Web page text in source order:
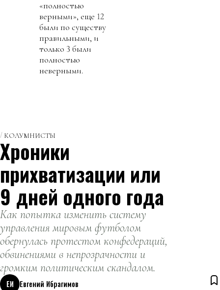
«полностью
верными», еще 12
были по существу
правильными, и
только 3 были
полностью
неверными.
КОЛУМНИСТЫ
Хроники
прихватизации или
9 дней одного года
Как попытка изменить систему
управления мировым футболом
обернулась протестом конфедераций,
обвинениями в непрозрачности и
громким политическим скандалом.
ЕИ
Евгений Ибрагимов